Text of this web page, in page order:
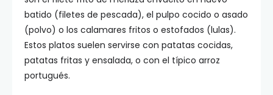
batido (filetes de pescada), el pulpo cocido o asado
(polvo) o los calamares fritos o estofados (lulas).
Estos platos suelen servirse con patatas cocidas,
patatas fritas y ensalada, o con el típico arroz
portugués.